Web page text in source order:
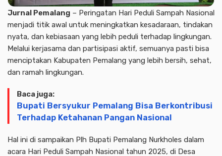
Jurnal Pemalang – Peringatan Hari Peduli Sampah Nasional
menjadi titik awal untuk meningkatkan kesadaraan, tindakan
nyata, dan kebiasaan yang lebih peduli terhadap lingkungan.
Melalui kerjasama dan partisipasi aktif, semuanya pasti bisa
menciptakan Kabupaten Pemalang yang lebih bersih, sehat,
dan ramah lingkungan.
Baca juga:
Bupati Bersyukur Pemalang Bisa Berkontribusi
Terhadap Ketahanan Pangan Nasional
Hal ini di sampaikan Plh Bupati Pemalang Nurkholes dalam
acara Hari Peduli Sampah Nasional tahun 2025, di Desa